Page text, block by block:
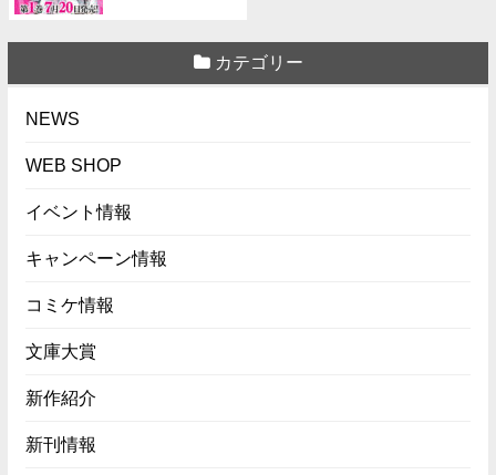
カテゴリー
NEWS
WEB SHOP
イベント情報
キャンペーン情報
コミケ情報
文庫大賞
新作紹介
新刊情報